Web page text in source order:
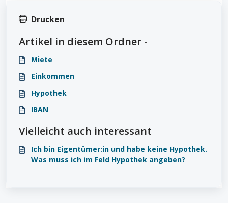
Drucken
Artikel in diesem Ordner -
Miete
Einkommen
Hypothek
IBAN
Vielleicht auch interessant
Ich bin Eigentümer:in und habe keine Hypothek.
Was muss ich im Feld Hypothek angeben?